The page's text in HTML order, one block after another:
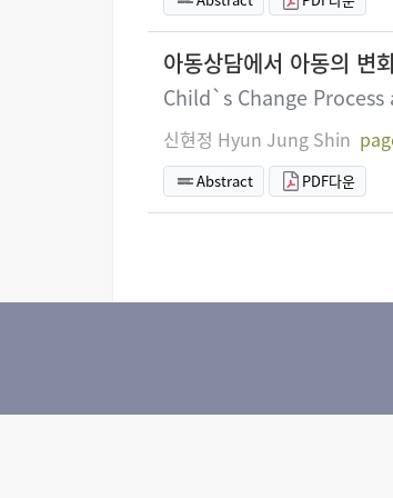
아동상담에서 아동의
Child`s Change
신현정 Hyun Jung Shin
Abstract PDF다운